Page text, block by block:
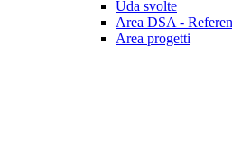
Uda svolte
Area DSA -
Area progetti